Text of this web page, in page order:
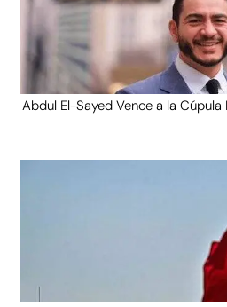
Abdul El-Sayed Vence a la